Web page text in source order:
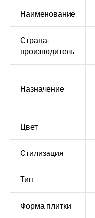
Наименование
Страна-
производитель
Назначение
Цвет
Стилизация
Тип
Форма плитки